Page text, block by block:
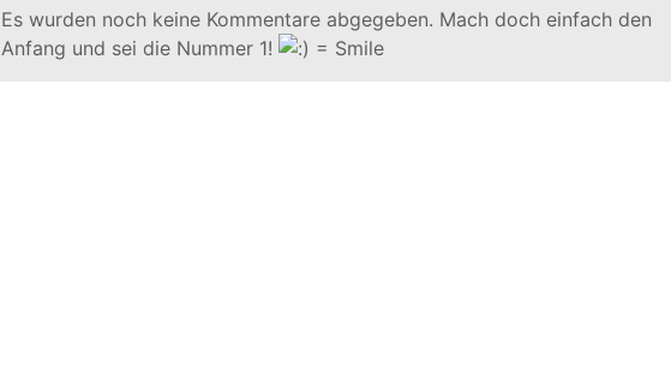
Es wurden noch keine Kommentare abgegeben. Mach doch einfach den
Anfang und sei die Nummer 1!